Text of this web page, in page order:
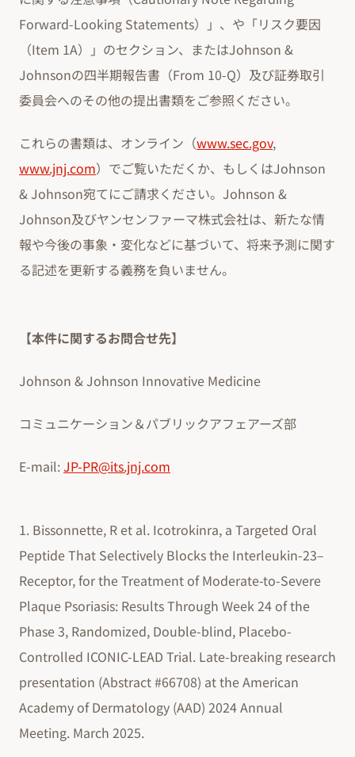
Forward-Looking Statements）」、や「リスク要因
（Item 1A）」のセクション、またはJohnson &
Johnsonの四半期報告書（From 10-Q）及び証券取引
委員会へのその他の提出書類をご参照ください。
これらの書類は、オンライン（www.sec.gov,
www.jnj.com）でご覧いただくか、もしくはJohnson
& Johnson宛てにご請求ください。Johnson &
Johnson及びヤンセンファーマ株式会社は、新たな情
報や今後の事象・変化などに基づいて、将来予測に関す
る記述を更新する義務を負いません。
【本件に関するお問合せ先】
Johnson & Johnson Innovative Medicine
コミュニケーション＆パブリックアフェアーズ部
E-mail:JP-PR@its.jnj.com
1. Bissonnette, R et al. Icotrokinra, a Targeted Oral
Peptide That Selectively Blocks the Interleukin-23–
Receptor, for the Treatment of Moderate-to-Severe
Plaque Psoriasis: Results Through Week 24 of the
Phase 3, Randomized, Double-blind, Placebo-
Controlled ICONIC-LEAD Trial. Late-breaking research
presentation (Abstract #66708) at the American
Academy of Dermatology (AAD) 2024 Annual
Meeting. March 2025.